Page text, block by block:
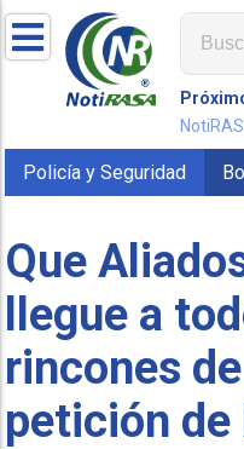
Policía y Seguridad
Que
llegue a
rincones
petición de